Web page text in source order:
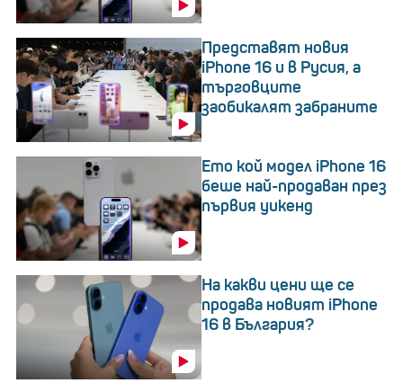
Представят новия
iPhone 16 и в Русия, a
търговците
заобикалят забраните
Ето кой модел iPhone 16
беше най-продаван през
първия уикенд
На какви цени ще се
продава новият iPhone
16 в България?